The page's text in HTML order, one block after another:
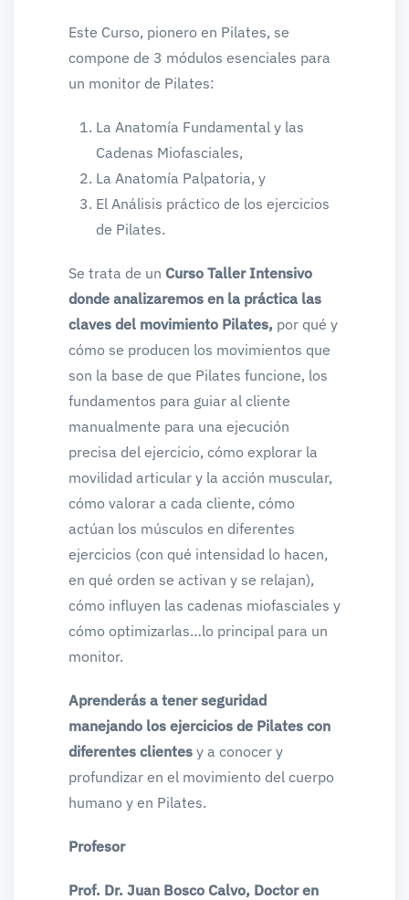
Este Curso, pionero en Pilates, se
compone de 3 módulos esenciales para
un monitor de Pilates:
La Anatomía Fundamental y las
Cadenas Miofasciales,
La Anatomía Palpatoria, y
El Análisis práctico de los ejercicios
de Pilates.
Se trata de un Curso Taller Intensivo
donde analizaremos en la práctica las
claves del movimiento Pilates, por qué y
cómo se producen los movimientos que
son la base de que Pilates funcione, los
fundamentos para guiar al cliente
manualmente para una ejecución
precisa del ejercicio, cómo explorar la
movilidad articular y la acción muscular,
cómo valorar a cada cliente, cómo
actúan los músculos en diferentes
ejercicios (con qué intensidad lo hacen,
en qué orden se activan y se relajan),
cómo influyen las cadenas miofasciales y
cómo optimizarlas…lo principal para un
monitor.
Aprenderás a tener seguridad
manejando los ejercicios de Pilates con
diferentes clientes y a conocer y
profundizar en el movimiento del cuerpo
humano y en Pilates.
Profesor
Prof. Dr. Juan Bosco Calvo, Doctor en